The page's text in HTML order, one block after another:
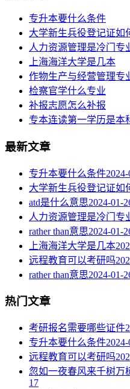
专升本要什么条件
大学新生兵役登记证如
人力资源管理是冷门专
上海海洋大学是几本
作物生产与经营管理专
检察官学什么专业
补报志愿怎么补报
专本连读第一学历是本
最新文章
专升本要什么条件
大学新生兵役登记证如
atd是什么意思2024-01-
人力资源管理是冷门专
rather than意思2024-01-
上海海洋大学是几本
远程教育可以考研吗
rather than意思2024-01-
热门文章
考研报名需要哪些证件
专升本要什么条件
远程教育可以考研吗
忽如一夜春风来千树万
17